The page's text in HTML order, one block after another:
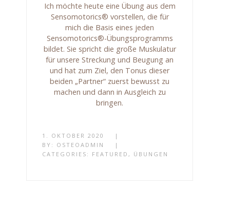
Ich möchte heute eine Übung aus dem
Sensomotorics® vorstellen, die für
mich die Basis eines jeden
Sensomotorics®-Übungsprogramms
bildet. Sie spricht die große Muskulatur
für unsere Streckung und Beugung an
und hat zum Ziel, den Tonus dieser
beiden „Partner“ zuerst bewusst zu
machen und dann in Ausgleich zu
bringen.
1. OKTOBER 2020
|
BY: OSTEOADMIN
|
CATEGORIES: FEATURED , ÜBUNGEN